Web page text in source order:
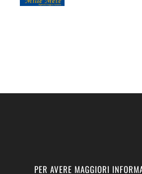
PER AVERE MAGGIORI